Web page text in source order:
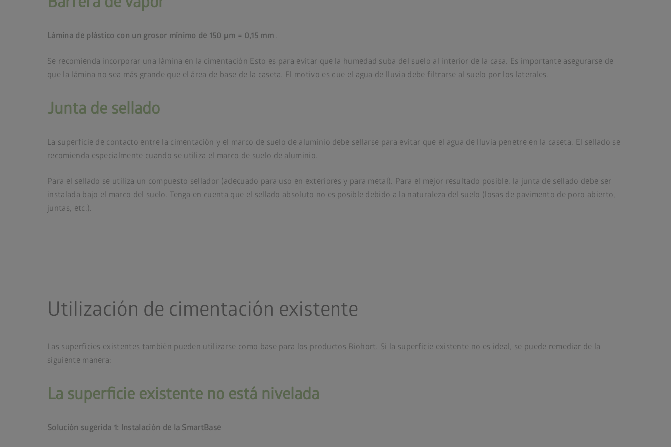
Lámina de plástico con un grosor mínimo de 150 μm = 0,15 mm .
Se recomienda incorporar una lámina en la cimentación Esto es para evitar que la humedad suba del suelo al interior de la casa. Es importante asegurarse de
que la lámina no sea más grande que el área de base de la caseta. El motivo es que el agua de lluvia debe filtrarse al suelo por los laterales.
Junta de sellado
La superficie de contacto entre la cimentación y el marco de suelo de aluminio debe sellarse para evitar que el agua de lluvia penetre en la caseta. El sellado se
recomienda especialmente cuando se utiliza el marco de suelo de aluminio.
Para el sellado se utiliza un compuesto sellador (adecuado para uso en exteriores y para metal). Para el mejor resultado posible, la junta de sellado debe ser
instalada bajo el marco del suelo. Tenga en cuenta que el sellado absoluto no es posible debido a la naturaleza del suelo (losas de pavimento de poro abierto,
juntas, etc.).
Utilización de cimentación existente
Las superficies existentes también pueden utilizarse como base para los productos Biohort. Si la superficie existente no es ideal, se puede remediar de la
siguiente manera:
La superficie existente no está nivelada
Solución sugerida 1: Instalación de la SmartBase